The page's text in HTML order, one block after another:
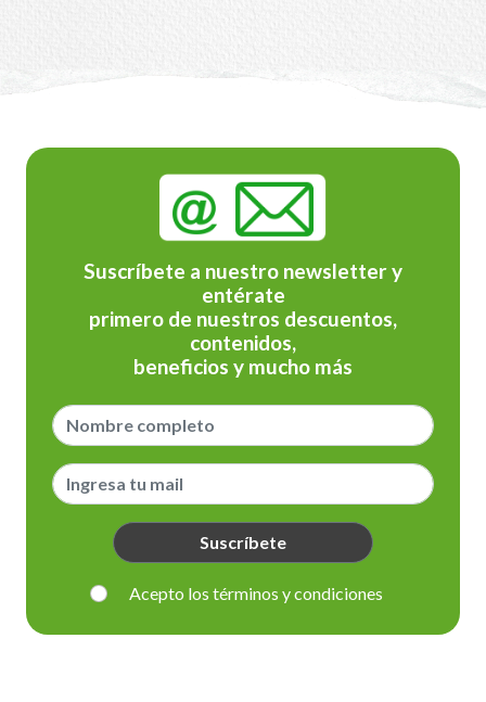
Suscríbete a nuestro newsletter y
entérate
primero de nuestros descuentos,
contenidos,
beneficios y mucho más
Suscríbete
Acepto los términos y condiciones